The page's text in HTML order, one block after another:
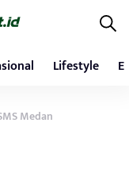
Lifestyle
Medan